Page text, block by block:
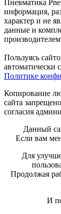
Пневматика
информация,
характер и не
данные и
Пользуясь
автоматически
Политике
Копирование
сайта
согласия
Данный
Если вам
Для
Продолжая
И